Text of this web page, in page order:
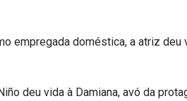
empregada doméstica, a atriz deu
deu vida à Damiana, avó da